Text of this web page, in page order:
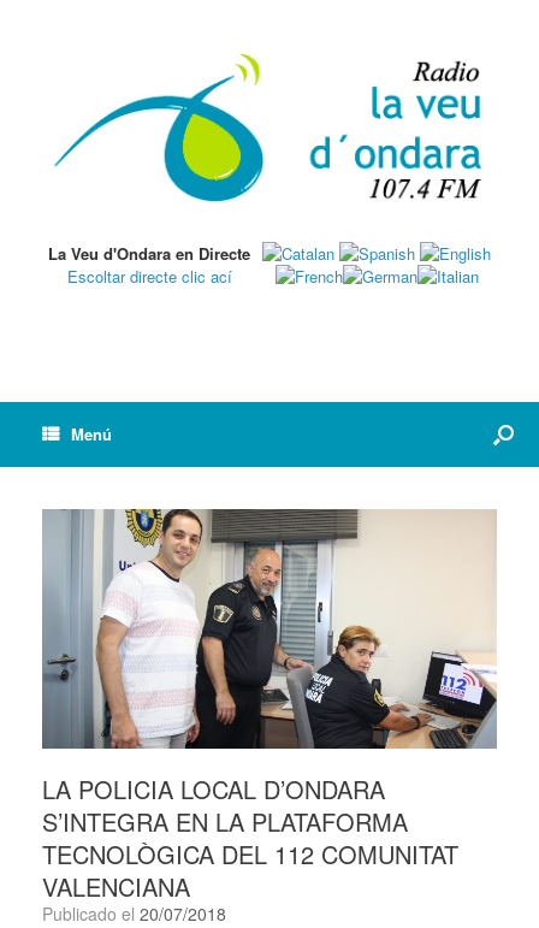
La Veu d'Ondara en Directe
Escoltar directe clic ací
Menú
LA POLICIA LOCAL D’ONDARA
S’INTEGRA EN LA PLATAFORMA
TECNOLÒGICA DEL 112 COMUNITAT
VALENCIANA
Publicado el 20/07/2018